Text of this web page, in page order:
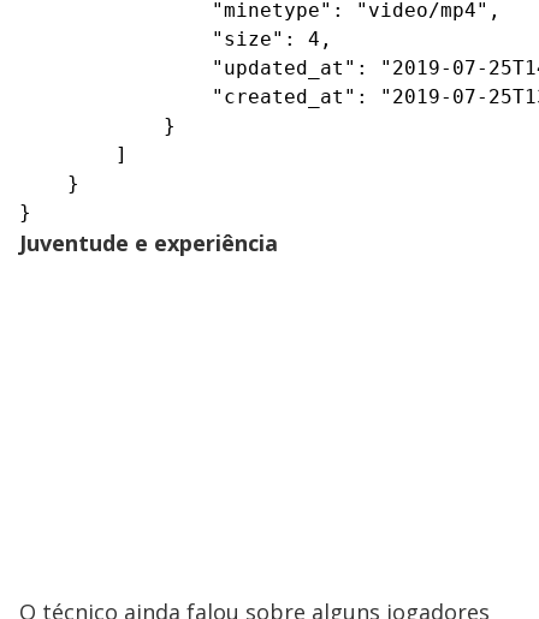
                "minetype": "video/mp4",
                "size": 4,
"updated_at": "2019-07-
"created_at": "2019-07-
            }
        ]
    }
}
Juventude e experiência
O técnico ainda falou sobre alguns jogadores